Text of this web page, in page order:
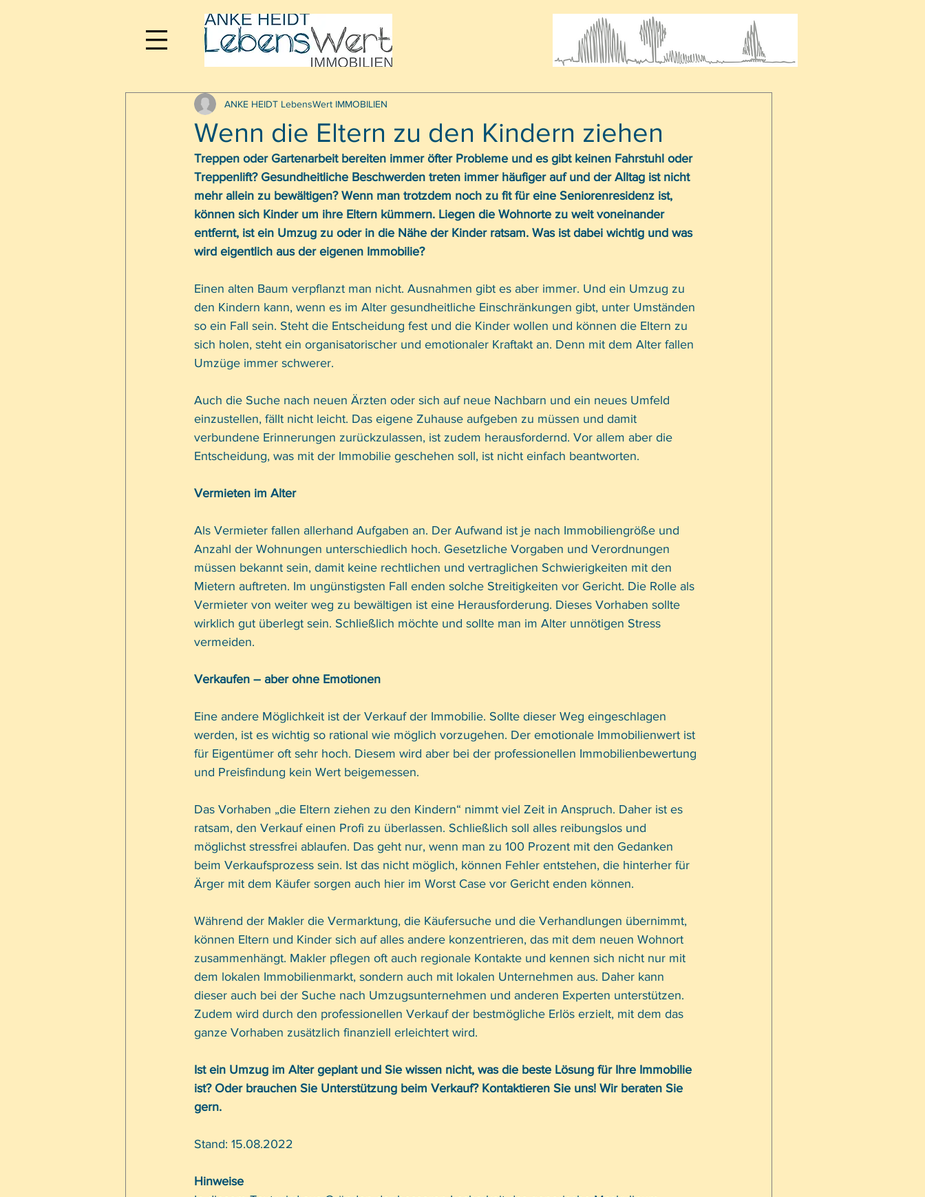
Wenn die Eltern zu den Kindern ziehen
ANKE HEIDT LebensWert IMMOBILIEN
Treppen oder Gartenarbeit bereiten immer öfter Probleme und es gibt keinen Fahrstuhl oder
Treppenlift? Gesundheitliche Beschwerden treten immer häufiger auf und der Alltag ist nicht
mehr allein zu bewältigen? Wenn man trotzdem noch zu fit für eine Seniorenresidenz ist,
können sich Kinder um ihre Eltern kümmern. Liegen die Wohnorte zu weit voneinander
entfernt, ist ein Umzug zu oder in die Nähe der Kinder ratsam. Was ist dabei wichtig und was
wird eigentlich aus der eigenen Immobilie?
Einen alten Baum verpflanzt man nicht. Ausnahmen gibt es aber immer. Und ein Umzug zu
den Kindern kann, wenn es im Alter gesundheitliche Einschränkungen gibt, unter Umständen
so ein Fall sein. Steht die Entscheidung fest und die Kinder wollen und können die Eltern zu
sich holen, steht ein organisatorischer und emotionaler Kraftakt an. Denn mit dem Alter fallen
Umzüge immer schwerer.
Auch die Suche nach neuen Ärzten oder sich auf neue Nachbarn und ein neues Umfeld
einzustellen, fällt nicht leicht. Das eigene Zuhause aufgeben zu müssen und damit
verbundene Erinnerungen zurückzulassen, ist zudem herausfordernd. Vor allem aber die
Entscheidung, was mit der Immobilie geschehen soll, ist nicht einfach beantworten.
Vermieten im Alter
Als Vermieter fallen allerhand Aufgaben an. Der Aufwand ist je nach Immobiliengröße und
Anzahl der Wohnungen unterschiedlich hoch. Gesetzliche Vorgaben und Verordnungen
müssen bekannt sein, damit keine rechtlichen und vertraglichen Schwierigkeiten mit den
Mietern auftreten. Im ungünstigsten Fall enden solche Streitigkeiten vor Gericht. Die Rolle als
Vermieter von weiter weg zu bewältigen ist eine Herausforderung. Dieses Vorhaben sollte
wirklich gut überlegt sein. Schließlich möchte und sollte man im Alter unnötigen Stress
vermeiden.
Verkaufen – aber ohne Emotionen
Eine andere Möglichkeit ist der Verkauf der Immobilie. Sollte dieser Weg eingeschlagen
werden, ist es wichtig so rational wie möglich vorzugehen. Der emotionale Immobilienwert ist
für Eigentümer oft sehr hoch. Diesem wird aber bei der professionellen Immobilienbewertung
und Preisfindung kein Wert beigemessen.
Das Vorhaben „die Eltern ziehen zu den Kindern“ nimmt viel Zeit in Anspruch. Daher ist es
ratsam, den Verkauf einen Profi zu überlassen. Schließlich soll alles reibungslos und
möglichst stressfrei ablaufen. Das geht nur, wenn man zu 100 Prozent mit den Gedanken
beim Verkaufsprozess sein. Ist das nicht möglich, können Fehler entstehen, die hinterher für
Ärger mit dem Käufer sorgen auch hier im Worst Case vor Gericht enden können.
Während der Makler die Vermarktung, die Käufersuche und die Verhandlungen übernimmt,
können Eltern und Kinder sich auf alles andere konzentrieren, das mit dem neuen Wohnort
zusammenhängt. Makler pflegen oft auch regionale Kontakte und kennen sich nicht nur mit
dem lokalen Immobilienmarkt, sondern auch mit lokalen Unternehmen aus. Daher kann
dieser auch bei der Suche nach Umzugsunternehmen und anderen Experten unterstützen.
Zudem wird durch den professionellen Verkauf der bestmögliche Erlös erzielt, mit dem das
ganze Vorhaben zusätzlich finanziell erleichtert wird.
Ist ein Umzug im Alter geplant und Sie wissen nicht, was die beste Lösung für Ihre Immobilie
ist? Oder brauchen Sie Unterstützung beim Verkauf? Kontaktieren Sie uns! Wir beraten Sie
gern.
Stand: 15.08.2022
Hinweise